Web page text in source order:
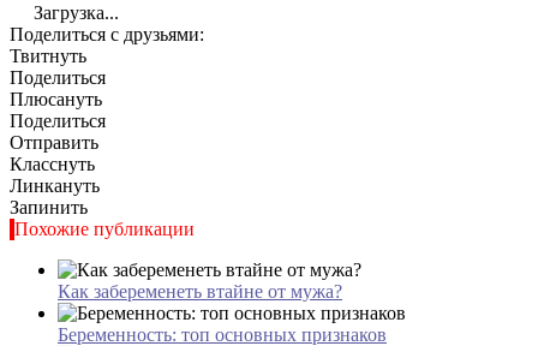
Загрузка...
Поделиться с друзьями:
Твитнуть
Поделиться
Плюсануть
Поделиться
Отправить
Класснуть
Линкануть
Запинить
Похожие публикации
Как забеременеть втайне от мужа?
Беременность: топ основных признаков